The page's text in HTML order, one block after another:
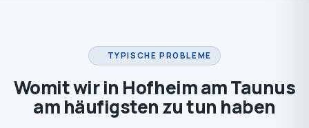
TYPISCHE PROBLEME
Womit wir in Hofheim am Taunus
am häufigsten zu tun haben